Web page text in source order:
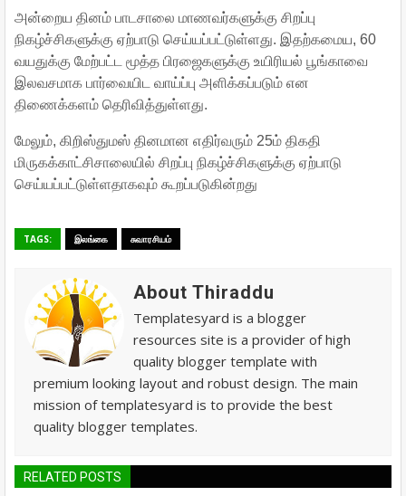
அன்றைய தினம் பாடசாலை மாணவர்களுக்கு சிறப்பு
நிகழ்ச்சிகளுக்கு ஏற்பாடு செய்யப்பட்டுள்ளது. இதற்கமைய, 60
வயதுக்கு மேற்பட்ட மூத்த பிரஜைகளுக்கு உயிரியல் பூங்காவை
இலவசமாக பார்வையிட வாய்ப்பு அளிக்கப்படும் என
திணைக்களம் தெரிவித்துள்ளது.
மேலும், கிறிஸ்துமஸ் தினமான எதிர்வரும் 25ம் திகதி
மிருகக்காட்சிசாலையில் சிறப்பு நிகழ்ச்சிகளுக்கு ஏற்பாடு
செய்யப்பட்டுள்ளதாகவும் கூறப்படுகின்றது
TAGS: இலங்கை சுவாரசியம்
About Thiraddu
Templatesyard is a blogger
resources site is a provider of high
quality blogger template with
premium looking layout and robust design. The main
mission of templatesyard is to provide the best
quality blogger templates.
RELATED POSTS